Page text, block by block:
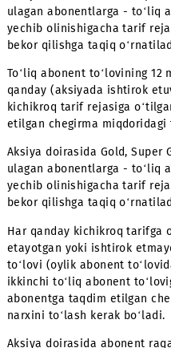
Corporate
Xotirjam
80
80 000
Corporate
Xotirjam
100
100 000
Aksiya doirasida Gold,
yechib olinishigacha tarif
bekor qilishga taqiq
To‘liq abonent
qanday (aksiyada
kichikroq tarif rejasiga
etilgan chegirma